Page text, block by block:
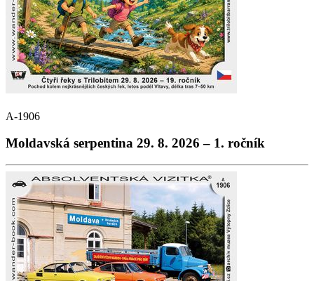
A-1906
Moldavská serpentina 29. 8. 2026 – 1. ročník